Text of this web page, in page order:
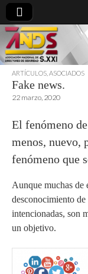
ARTÍCULOS ASOCIADOS
Fake news.
22 marzo, 2020
El fenómeno
menos, nuevo,
fenómeno que
Aunque muchas de
desconocimiento
intencionadas, son
un objetivo.